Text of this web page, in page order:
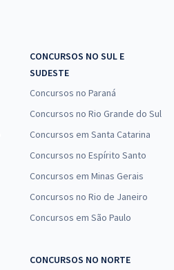
CONCURSOS NO SUL E
SUDESTE
Concursos no Paraná
Concursos no Rio Grande do Sul
Concursos em Santa Catarina
Concursos no Espírito Santo
Concursos em Minas Gerais
Concursos no Rio de Janeiro
Concursos em São Paulo
CONCURSOS NO NORTE